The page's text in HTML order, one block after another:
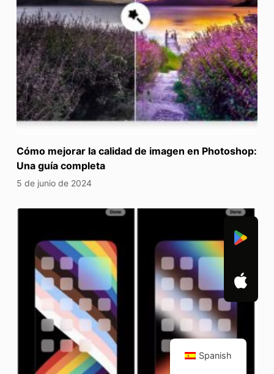
Cómo mejorar la calidad de imagen en Photoshop:
Una guía completa
5 de junio de 2024
Spanish